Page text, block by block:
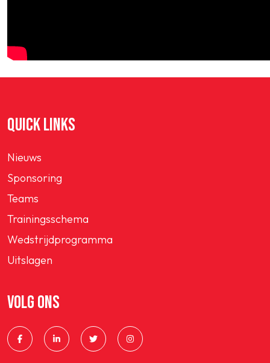
QUICK LINKS
Nieuws
Sponsoring
Teams
Trainingsschema
Wedstrijdprogramma
Uitslagen
VOLG ONS